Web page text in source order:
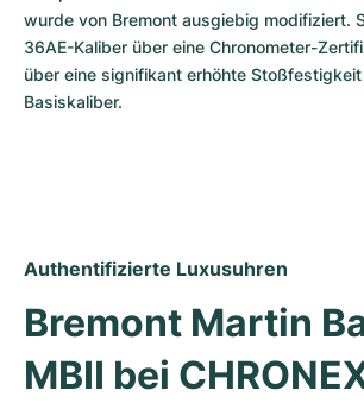
wurde von Bremont ausgiebig modifiziert.
36AE-Kaliber über eine Chronometer-
über eine signifikant erhöhte
Basiskaliber.
Authentifizierte Luxusuhren
Bremont Martin
MBII bei